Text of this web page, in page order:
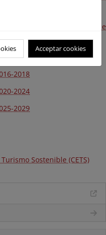
con la Carta Europea de
2013
2018
2024
2029
Sostenible (CETS)
Acceptar cookies